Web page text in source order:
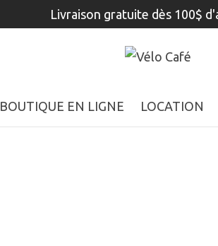
Livraison gratuite dès 100$
BOUTIQUE EN LIGNE LOCATION